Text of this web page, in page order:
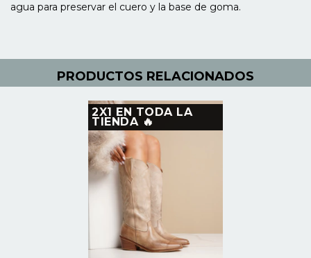
agua para preservar el cuero y la base de goma.
PRODUCTOS RELACIONADOS
2X1 EN TODA LA
TIENDA 🔥